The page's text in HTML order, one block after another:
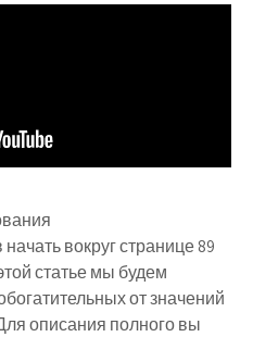
вокруг странице 89
статье мы будем
от значений
описания полного вы